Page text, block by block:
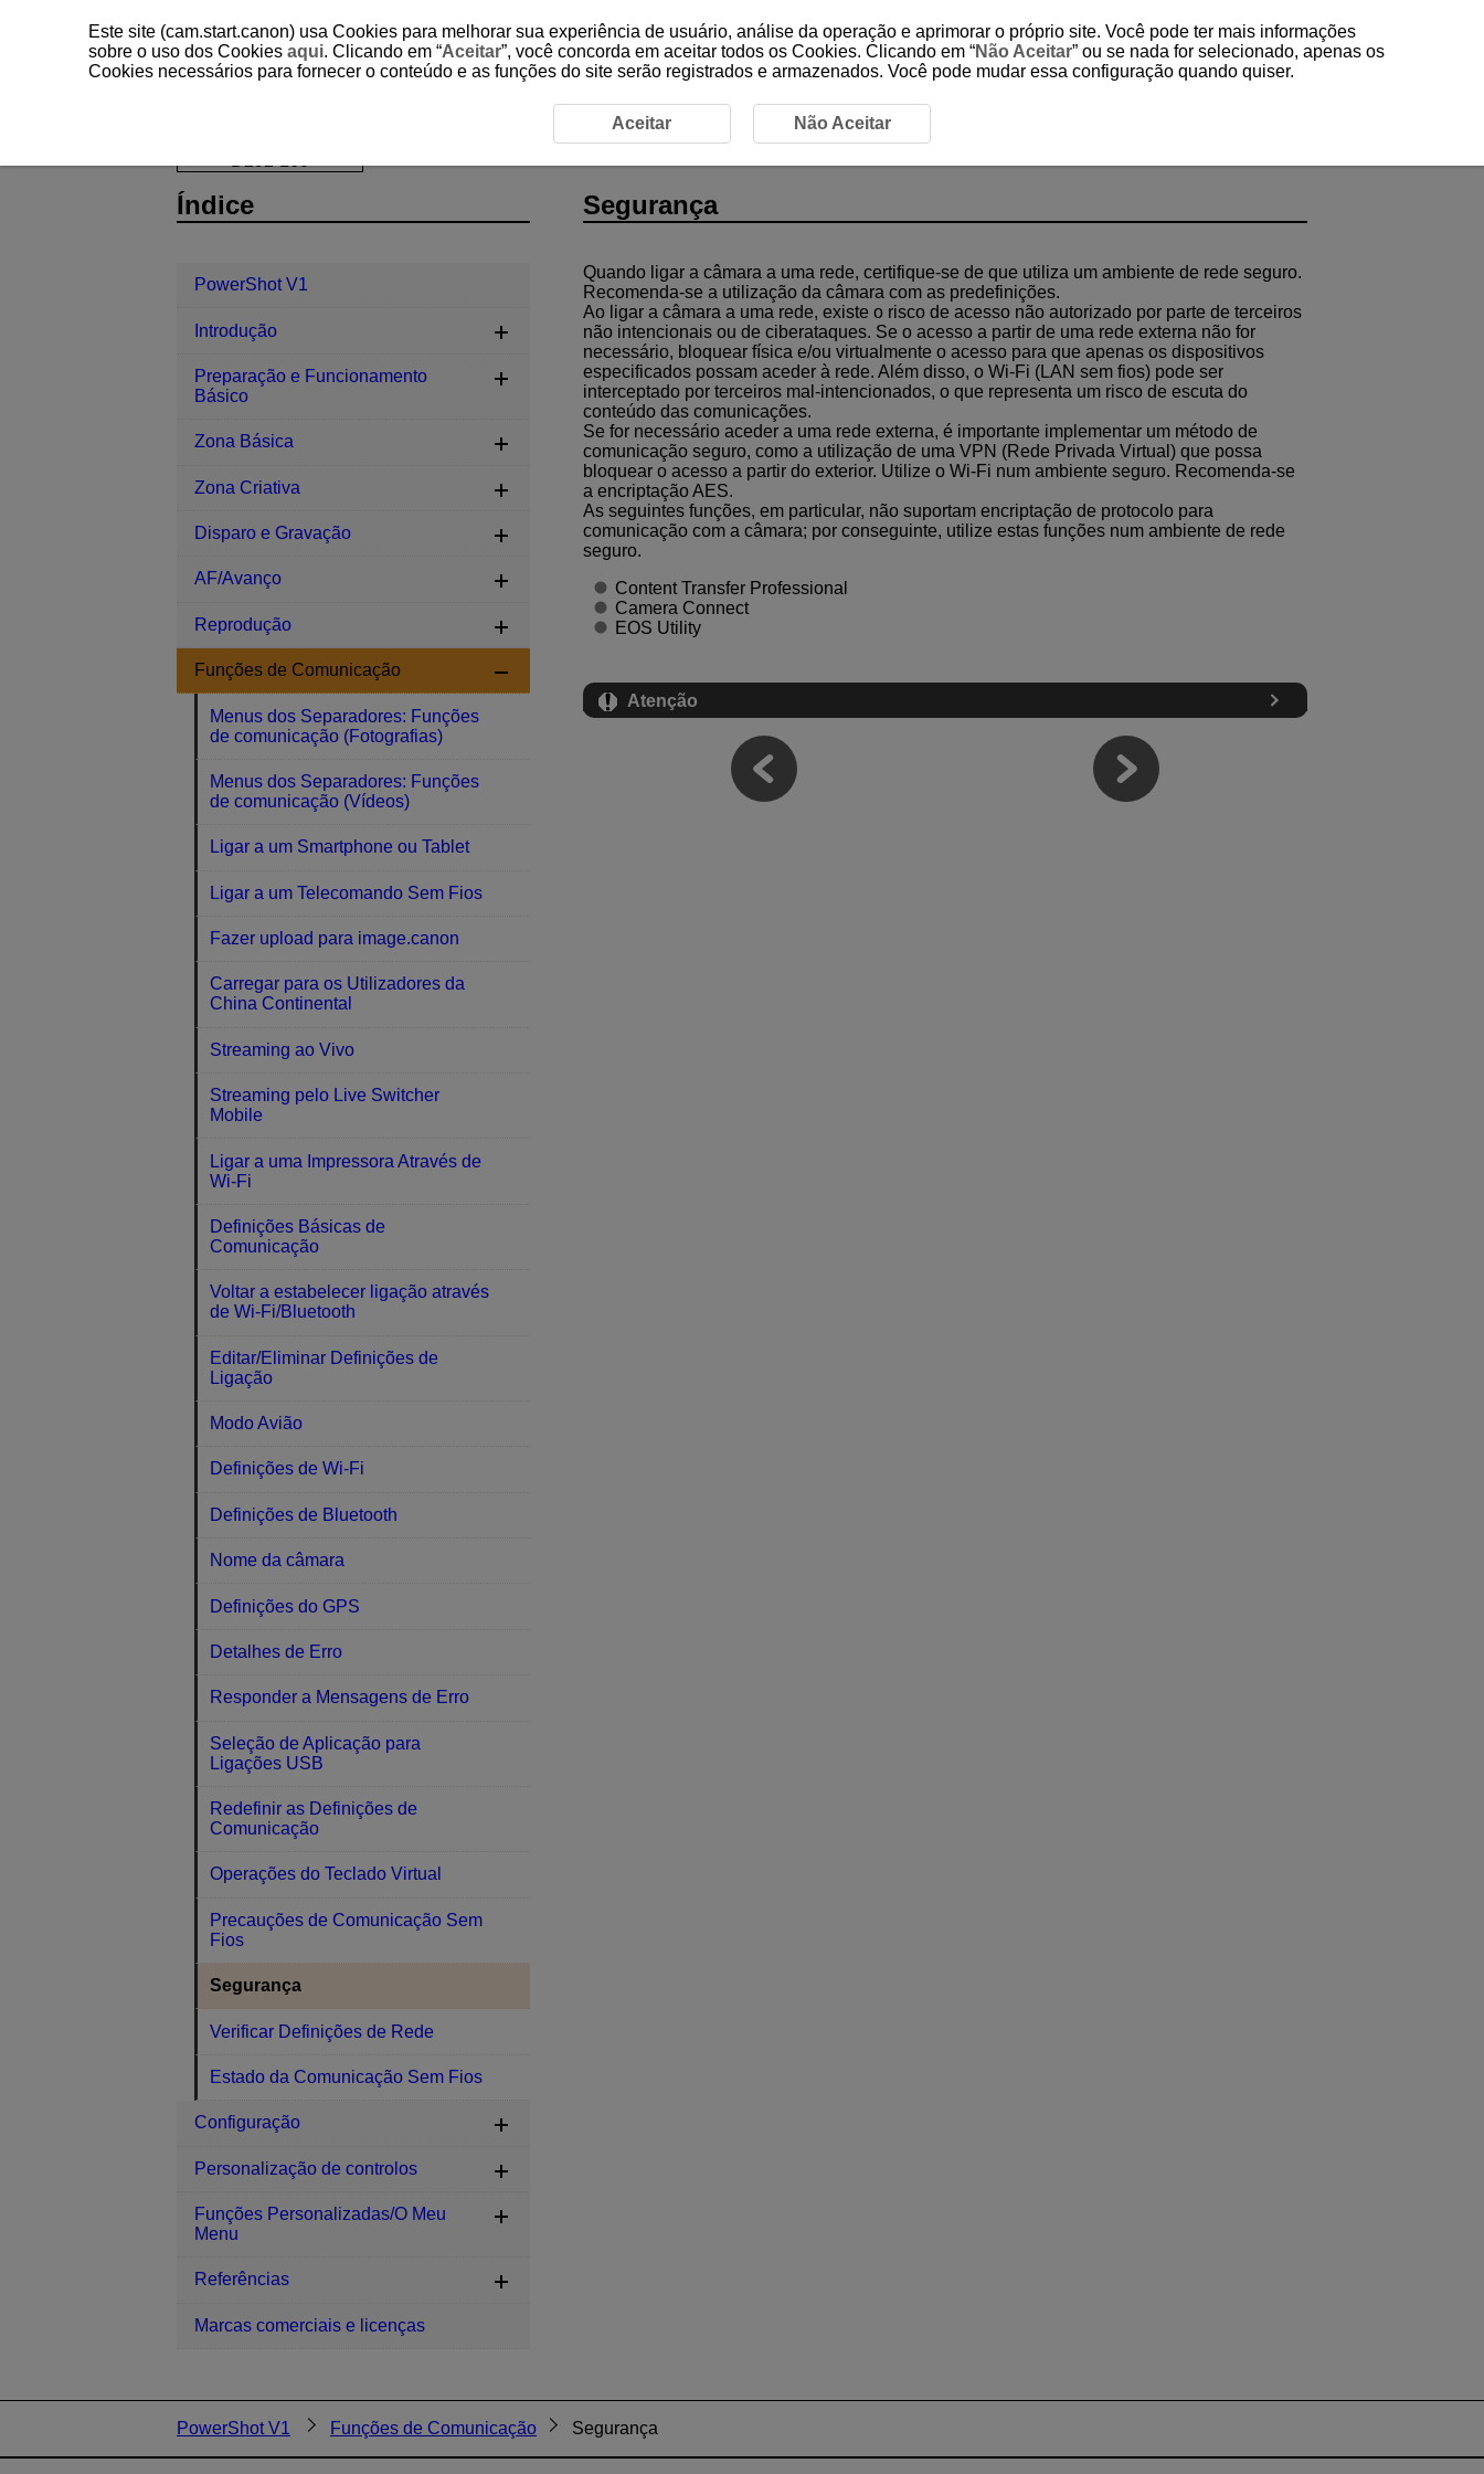
Segurança
Segurança
Quando ligar a câmara a uma rede, certifique-se de que utiliza um ambiente de rede seguro.
Recomenda-se a utilização da câmara com as predefinições.
Ao ligar a câmara a uma rede, existe o risco de acesso não autorizado por parte de terceiros
não intencionais ou de ciberataques. Se o acesso a partir de uma rede externa não for
necessário, bloquear física e/ou virtualmente o acesso para que apenas os dispositivos
especificados possam aceder à rede. Além disso, o Wi-Fi (LAN sem fios) pode ser
interceptado por terceiros mal-intencionados, o que representa um risco de escuta do
conteúdo das comunicações.
Se for necessário aceder a uma rede externa, é importante implementar um método de
comunicação seguro, como a utilização de uma VPN (Rede Privada Virtual) que possa
bloquear o acesso a partir do exterior. Utilize o Wi-Fi num ambiente seguro. Recomenda-se
a encriptação AES.
As seguintes funções, em particular, não suportam encriptação de protocolo para
comunicação com a câmara; por conseguinte, utilize estas funções num ambiente de rede
seguro.
Content Transfer Professional
Camera Connect
EOS Utility
Atenção
Índice
PowerShot V1
Introdução
Preparação e Funcionamento
Básico
Zona Básica
Zona Criativa
Disparo e Gravação
AF/Avanço
Reprodução
Funções de Comunicação
Menus dos Separadores: Funções
de comunicação (Fotografias)
Menus dos Separadores: Funções
de comunicação (Vídeos)
Ligar a um Smartphone ou Tablet
Ligar a um Telecomando Sem Fios
Fazer upload para image.canon
Carregar para os Utilizadores da
China Continental
Streaming ao Vivo
Streaming pelo Live Switcher
Mobile
Ligar a uma Impressora Através de
Wi-Fi
Definições Básicas de
Comunicação
Voltar a estabelecer ligação através
de Wi-Fi/Bluetooth
Editar/Eliminar Definições de
Ligação
Modo Avião
Definições de Wi-Fi
Definições de Bluetooth
Nome da câmara
Definições do GPS
Detalhes de Erro
Responder a Mensagens de Erro
Seleção de Aplicação para
Ligações USB
Redefinir as Definições de
Comunicação
Operações do Teclado Virtual
Precauções de Comunicação Sem
Fios
Segurança
Verificar Definições de Rede
Estado da Comunicação Sem Fios
Configuração
Personalização de controlos
Funções Personalizadas/O Meu
Menu
Referências
Marcas comerciais e licenças
PowerShot V1 Funções de Comunicação Segurança
Este site (cam.start.canon) usa Cookies para melhorar sua experiência de usuário, análise da operação e aprimorar o próprio site. Você pode ter mais informações
sobre o uso dos Cookies aqui. Clicando em “Aceitar”, você concorda em aceitar todos os Cookies. Clicando em “Não Aceitar” ou se nada for selecionado, apenas os
Cookies necessários para fornecer o conteúdo e as funções do site serão registrados e armazenados. Você pode mudar essa configuração quando quiser.
Aceitar Não Aceitar